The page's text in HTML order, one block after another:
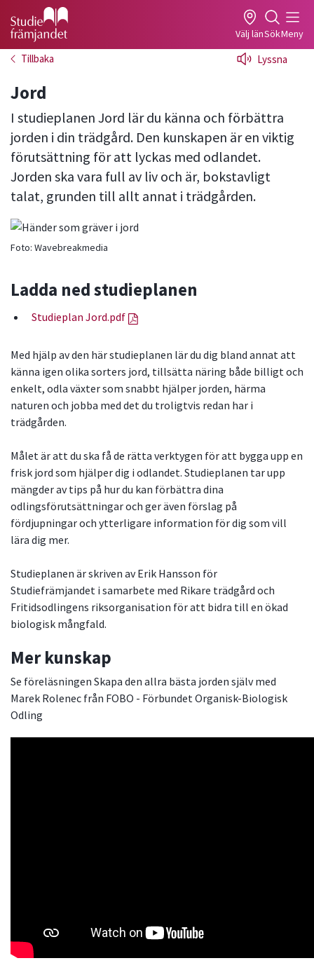
Gå till studiefrämjandets startsida Välj länSökMeny
Tillbaka Lyssna
Jord
I studieplanen Jord lär du känna och förbättra
jorden i din trädgård. Den kunskapen är en viktig
förutsättning för att lyckas med odlandet.
Jorden ska vara full av liv och är, bokstavligt
talat, grunden till allt annat i trädgården.
Foto: Wavebreakmedia
Ladda ned studieplanen
Studieplan Jord.pdf
Med hjälp av den här studieplanen lär du dig bland annat att
känna igen olika sorters jord, tillsätta näring både billigt och
enkelt, odla växter som snabbt hjälper jorden, härma
naturen och jobba med det du troligtvis redan har i
trädgården.
Målet är att du ska få de rätta verktygen för att bygga upp en
frisk jord som hjälper dig i odlandet. Studieplanen tar upp
mängder av tips på hur du kan förbättra dina
odlingsförutsättningar och ger även förslag på
fördjupningar och ytterligare information för dig som vill
lära dig mer.
Studieplanen är skriven av Erik Hansson för
Studiefrämjandet i samarbete med Rikare trädgård och
Fritidsodlingens riksorganisation för att bidra till en ökad
biologisk mångfald.
Mer kunskap
Se föreläsningen Skapa den allra bästa jorden själv med
Marek Rolenec från FOBO - Förbundet Organisk-Biologisk
Odling